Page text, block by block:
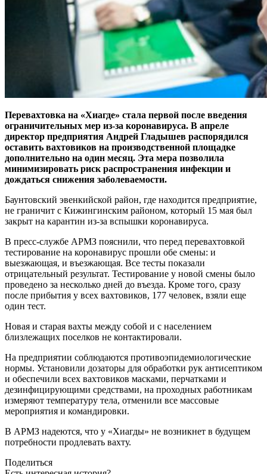
Перевахтовка на «Хиагде» стала первой после введения
ограничительных мер из-за коронавируса. В апреле
директор предприятия Андрей Гладышев распорядился
оставить вахтовиков на производственной площадке
дополнительно на один месяц. Эта мера позволила
минимизировать риск распространения инфекции и
дождаться снижения заболеваемости.
Баунтовский эвенкийской район, где находится предприятие,
не граничит с Кижингинским районом, который 15 мая был
закрыт на карантин из-за вспышки коронавируса.
В пресс-службе АРМЗ пояснили, что перед перевахтовкой
тестирование на коронавирус прошли обе смены: и
выезжающая, и въезжающая. Все тесты показали
отрицательный результат. Тестирование у новой смены было
проведено за несколько дней до въезда. Кроме того, сразу
после прибытия у всех вахтовиков, 177 человек, взяли еще
один тест.
Новая и старая вахты между собой и с населением
близлежащих поселков не контактировали.
На предприятии соблюдаются противоэпидемиологические
нормы. Установили дозаторы для обработки рук антисептиком
и обеспечили всех вахтовиков масками, перчатками и
дезинфицирующими средствами, на проходных работникам
измеряют температуру тела, отменили все массовые
мероприятия и командировки.
В АРМЗ надеются, что у «Хиагды» не возникнет в будущем
потребности продлевать вахту.
Поделиться